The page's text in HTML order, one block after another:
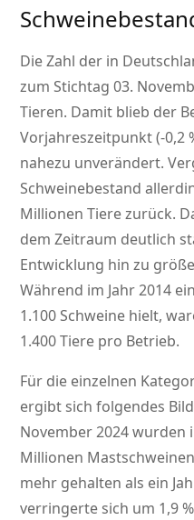
Die Zahl der in
zum Stichtag 03.
Tieren. Damit blieb der
Vorjahreszeitpunkt (-0,2
nahezu unverändert.
Schweinebestand
Millionen Tiere zurück.
dem Zeitraum deutlich
Entwicklung hin zu
Während im Jahr 2014
1.100 Schweine hielt,
1.400 Tiere pro Betrieb.
Für die einzelnen
ergibt sich folgendes
November 2024 wurden
Millionen
mehr gehalten als ein
verringerte sich um 1,9